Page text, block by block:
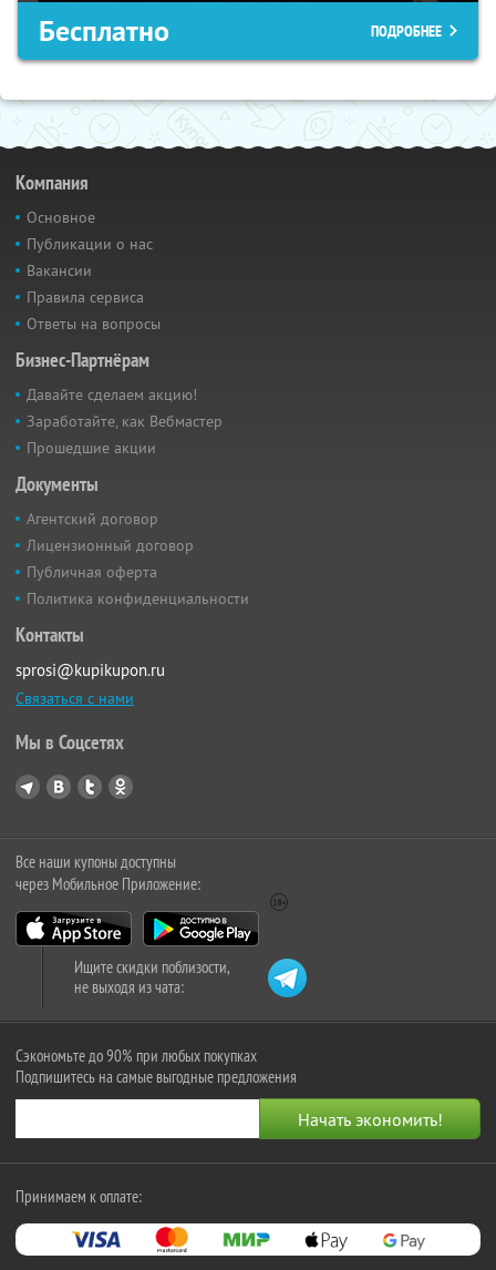
Бесплатно ПОДРОБНЕЕ
Компания
Основное
Публикации о нас
Вакансии
Правила сервиса
Ответы на вопросы
Бизнес-Партнёрам
Давайте сделаем акцию!
Заработайте, как Вебмастер
Прошедшие акции
Документы
Агентский договор
Лицензионный договор
Публичная оферта
Политика конфиденциальности
Контакты
sprosi@kupikupon.ru
Связаться с нами
Мы в Соцсетях
Все наши купоны доступны
через Мобильное Приложение:
Ищите скидки поблизости,
не выходя из чата:
Сэкономьте до 90% при любых покупках
Подпишитесь на самые выгодные предложения
Принимаем к оплате: